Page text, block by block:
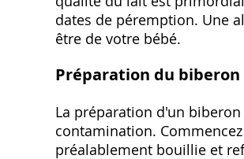
dates de péremption. Une
être de votre bébé.
Préparation du biberon
La préparation d'un
contamination.
préalablement bouillie et